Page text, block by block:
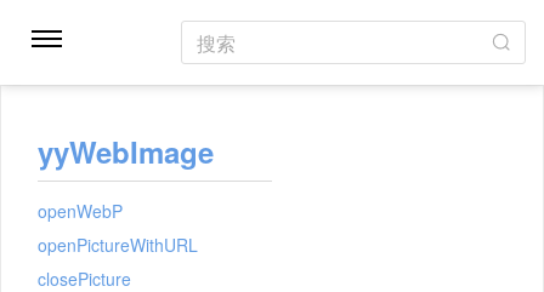
搜索
yyWebImage
openWebP
openPictureWithURL
closePicture